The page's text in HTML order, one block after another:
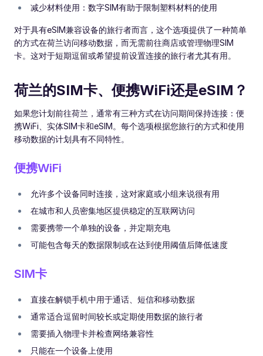
减少材料使用：数字SIM有助于限制塑料材料的使用
对于具有eSIM兼容设备的旅行者而言，这个选项提供了一种简单
的方式在荷兰访问移动数据，而无需前往商店或管理物理SIM
卡。这对于短期逗留或希望提前设置连接的旅行者尤其有用。
荷兰的SIM卡、便携WiFi还是eSIM？
如果您计划前往荷兰，通常有三种方式在访问期间保持连接：便
携WiFi、实体SIM卡和eSIM。每个选项根据您旅行的方式和使用
移动数据的计划具有不同特性。
便携WiFi
允许多个设备同时连接，这对家庭或小组来说很有用
在城市和人员密集地区提供稳定的互联网访问
需要携带一个单独的设备，并定期充电
可能包含每天的数据限制或在达到使用阈值后降低速度
SIM卡
直接在解锁手机中用于通话、短信和移动数据
通常适合逗留时间较长或定期使用数据的旅行者
需要插入物理卡并检查网络兼容性
只能在一个设备上使用